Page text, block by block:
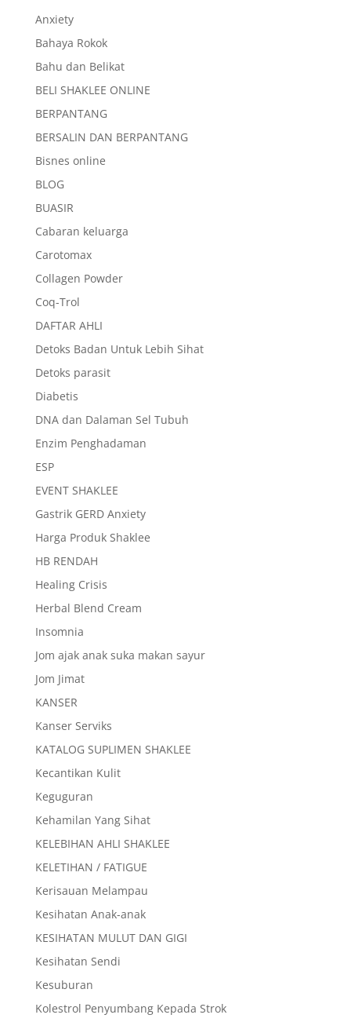
Anxiety
Bahaya Rokok
Bahu dan Belikat
BELI SHAKLEE ONLINE
BERPANTANG
BERSALIN DAN BERPANTANG
Bisnes online
BLOG
BUASIR
Cabaran keluarga
Carotomax
Collagen Powder
Coq-Trol
DAFTAR AHLI
Detoks Badan Untuk Lebih Sihat
Detoks parasit
Diabetis
DNA dan Dalaman Sel Tubuh
Enzim Penghadaman
ESP
EVENT SHAKLEE
Gastrik GERD Anxiety
Harga Produk Shaklee
HB RENDAH
Healing Crisis
Herbal Blend Cream
Insomnia
Jom ajak anak suka makan sayur
Jom Jimat
KANSER
Kanser Serviks
KATALOG SUPLIMEN SHAKLEE
Kecantikan Kulit
Keguguran
Kehamilan Yang Sihat
KELEBIHAN AHLI SHAKLEE
KELETIHAN / FATIGUE
Kerisauan Melampau
Kesihatan Anak-anak
KESIHATAN MULUT DAN GIGI
Kesihatan Sendi
Kesuburan
Kolestrol Penyumbang Kepada Strok